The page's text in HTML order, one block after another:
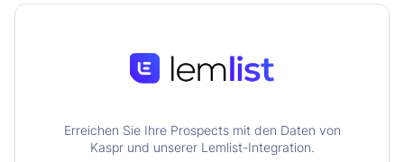
Erreichen Sie Ihre Prospects mit den Daten von
Kaspr und unserer Lemlist-Integration.